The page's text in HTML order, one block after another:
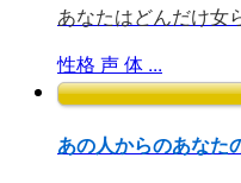
あなたはどんだけ女
性格 声体 ...
あの人からのあなた